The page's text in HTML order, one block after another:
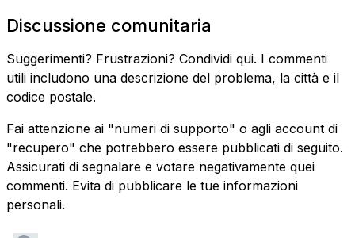
Discussione comunitaria
Suggerimenti? Frustrazioni? Condividi qui. I commenti
utili includono una descrizione del problema, la città e il
codice postale.
Fai attenzione ai "numeri di supporto" o agli account di
"recupero" che potrebbero essere pubblicati di seguito.
Assicurati di segnalare e votare negativamente quei
commenti. Evita di pubblicare le tue informazioni
personali.